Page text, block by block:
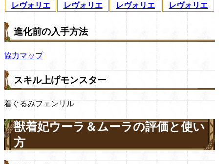
レヴォリエ
レヴォリエ
レヴォリエ
レヴォリエ
進化前の入手方法
協力マップ
スキル上げモンスター
着ぐるみフェンリル
獣着妃ウーラ＆ムーラの評価と使い
方